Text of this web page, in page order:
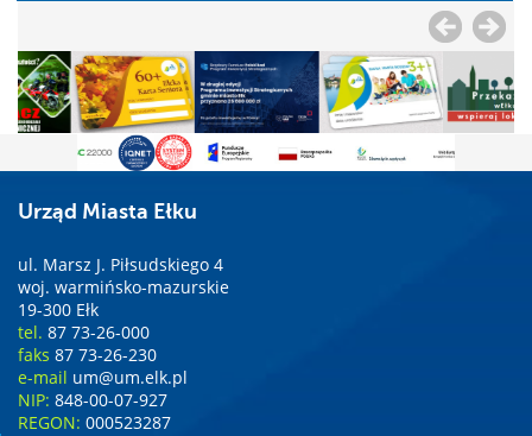
Urząd Miasta Ełku
ul. Marsz J. Piłsudskiego 4
woj. warmińsko-mazurskie
19-300 Ełk
tel. 87 73-26-000
faks 87 73-26-230
e-mail um@um.elk.pl
NIP: 848-00-07-927
REGON: 000523287